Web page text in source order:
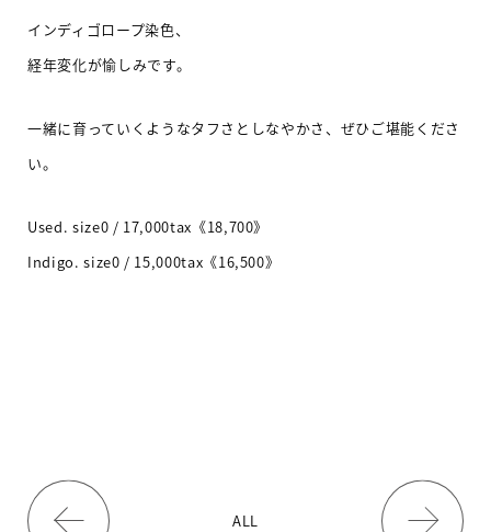
インディゴロープ染色、
経年変化が愉しみです。
一緒に育っていくようなタフさとしなやかさ、ぜひご堪能くださ
い。
Used. size0 / 17,000tax《18,700》
Indigo. size0 / 15,000tax《16,500》
ALL